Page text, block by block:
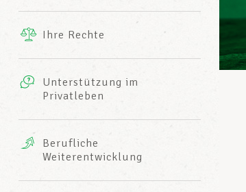
INFO-CENTER
des LCGBs
Ihre Rechte
Unterstützung im
Privatleben
Leistungen
Mutuelle
AXA
Berufliche
Weiterentwicklung